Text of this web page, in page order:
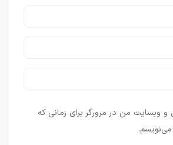
و وبسایت من در مرورگر برای زمانی که
می‌نویسم.